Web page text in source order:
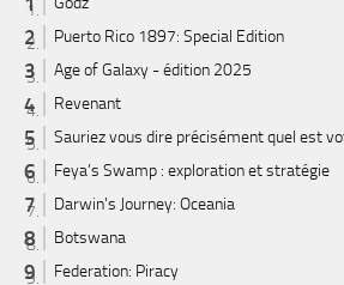
Puerto Rico 1897: Special Edition
Age of Galaxy - édition 2025
Revenant
Sauriez vous dire précisément quel est
Feya’s Swamp : exploration et stratégie
Darwin's Journey: Oceania
Botswana
Federation: Piracy